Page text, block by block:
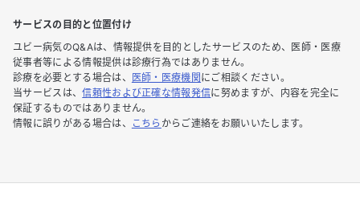
サービスの目的と位置付け
ユビー病気のQ&Aは、情報提供を目的としたサービスのため、医師・医療
従事者等による情報提供は診療行為ではありません。
診療を必要とする場合は、
医師・医療機関 にご相談ください。
当サービスは、信頼性および正確な情報発信に努めますが、内容を完全に
保証するものではありません。
情報に誤りがある場合は、
こちら からご連絡をお願いいたします。